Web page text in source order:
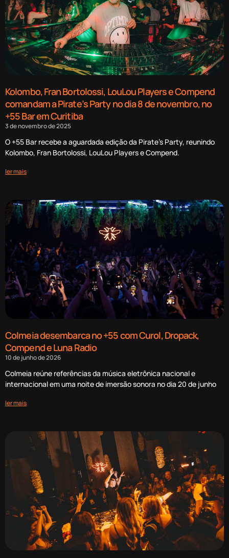
Kolombo, Fran Bortolossi, LouLou Players e Compend
comandam a Pirate’s Party no dia 8 de novembro, no
+55 Bar em Curitiba
3 de novembro de 2025
O +55 Bar recebe a aguardada edição da Pirate’s Party, reunindo
Kolombo, Fran Bortolossi, LouLou Players e Compend.
ler mais
Colmeia desembarca no +55 com Curol, Dropack,
Compend e Luna Radio
10 de junho de 2026
Colmeia reúne referências da música eletrônica nacional e
internacional em uma noite de imersão sonora no dia 20 de junho
ler mais